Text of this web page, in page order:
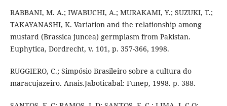
RABBANI, M. A.; IWABUCHI, A.; MURAKAMI, Y.; SUZUKI, T.;
TAKAYANASHI, K. Variation and the relationship among
mustard (Brassica juncea) germplasm from Pakistan.
Euphytica, Dordrecht, v. 101, p. 357-366, 1998.
RUGGIERO, C.; Simpósio Brasileiro sobre a cultura do
maracujazeiro. Anais.Jaboticabal: Funep, 1998. p. 388.